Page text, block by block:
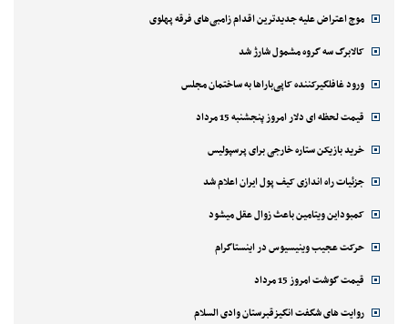
موج اعتراض علیه جدیدترین اقدام زامبی‌های فرقه پهلوی
کالابرگ سه گروه مشمول شارژ شد
ورود غافلگیرکننده کاپی‌باراها به ساختمان مجلس
قیمت لحظه ای دلار امروز پنجشنبه 15 مرداد
خرید بازیکن ستاره خارجی برای پرسپولیس
جزئیات راه اندازی کیف پول ایران اعلام شد
کمبوداین ویتامین باعث زوال عقل میشود
حرکت عجیب وینیسیوس در اینستاگرام
قیمت گوشت امروز 15 مرداد
روایت های شگفت انگیزقبرستان وادی السلام